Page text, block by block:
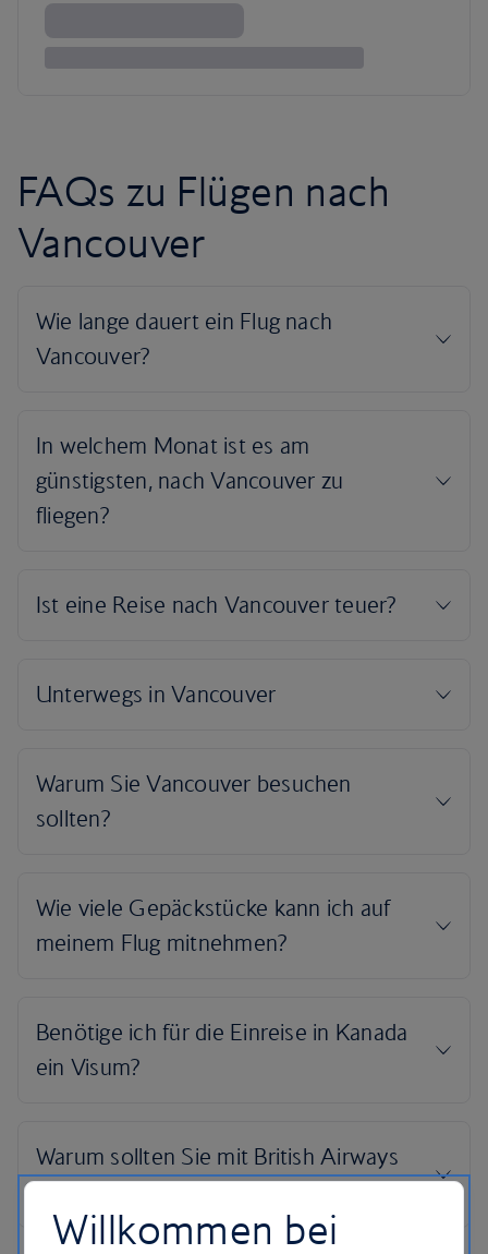
FAQs zu Flügen nach
Vancouver
Willkommen bei